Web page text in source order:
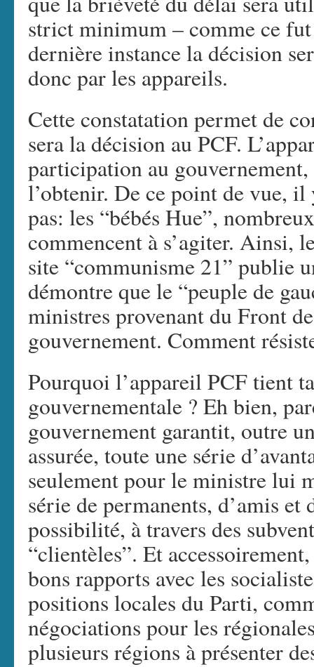
strict minimum – comme ce fut
dernière instance la décision
donc par les appareils.
Cette constatation permet de
sera la décision au PCF.
participation au
l’obtenir. De ce point de vue,
pas: les “bébés Hue”,
commencent à s’agiter. Ainsi,
site “communisme 21” publie
démontre que le “peuple de
ministres provenant du Front
gouvernement. Comment
Pourquoi l’appareil PCF tient
gouvernementale ? Eh bien,
gouvernement garantit, outre
assurée, toute une série
seulement pour le ministre lui
série de permanents, d’amis
possibilité, à travers des
“clientèles”. Et
bons rapports avec les
positions locales du Parti,
négociations pour les
plusieurs régions à présenter